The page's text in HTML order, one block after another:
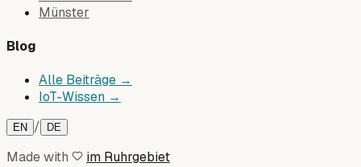
Münster
Blog
Alle Beiträge →
IoT-Wissen →
EN / DE
Made with
im Ruhrgebiet